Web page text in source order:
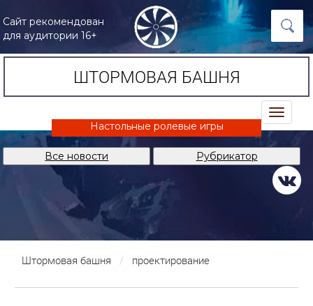
Сайт рекомендован
для аудитории 16+
ШТОРМОВАЯ БАШНЯ
trk
Настольные ролевые игры
Все новости Рубрикатор
Штормовая башня проектирование